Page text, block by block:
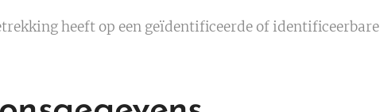
heeft op een geïdentificeerde of identificeerbare